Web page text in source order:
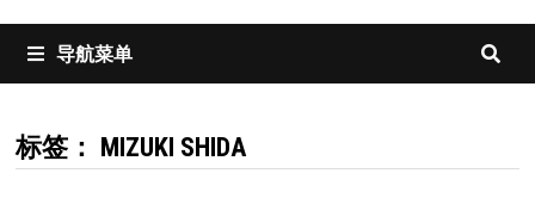
导航菜单
标签： MIZUKI SHIDA